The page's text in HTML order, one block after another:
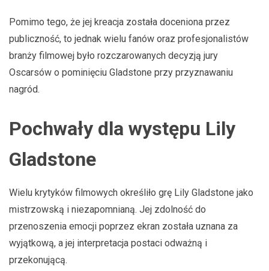
Pomimo tego, że jej kreacja została doceniona przez
publiczność, to jednak wielu fanów oraz profesjonalistów
branży filmowej było rozczarowanych decyzją jury
Oscarsów o pominięciu Gladstone przy przyznawaniu
nagród.
Pochwały dla występu Lily
Gladstone
Wielu krytyków filmowych określiło grę Lily Gladstone jako
mistrzowską i niezapomnianą. Jej zdolność do
przenoszenia emocji poprzez ekran została uznana za
wyjątkową, a jej interpretacja postaci odważną i
przekonującą.